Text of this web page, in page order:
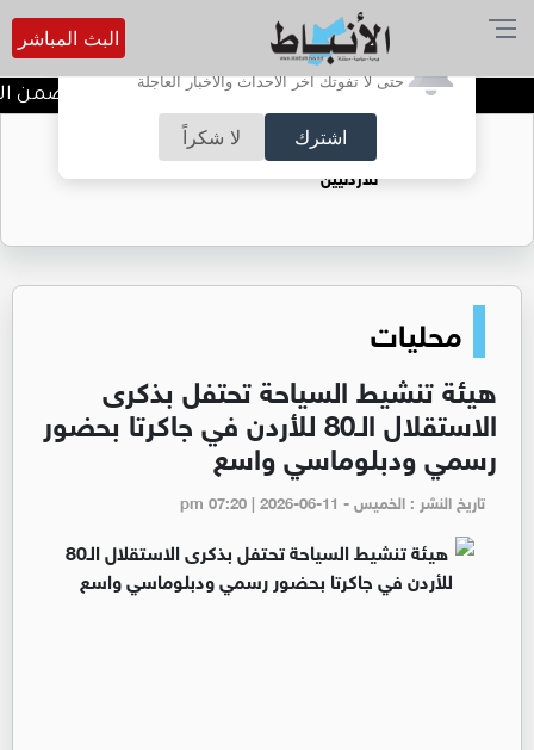
أترغب في تفعيل الإشعارات؟
حتى لا تفوتك آخر الأحداث والأخبار العاجلة
اشترك لا شكراً
البث المباشر
ندوة تعاين التراث الأردني ضمن
حقل الريشة حين يتحول الغاز إلى فرص عمل
للأردنيين
محليات
هيئة تنشيط السياحة تحتفل بذكرى
الاستقلال الـ80 للأردن في جاكرتا بحضور
رسمي ودبلوماسي واسع
تاريخ النشر : الخميس - pm 07:20 | 2026-06-11